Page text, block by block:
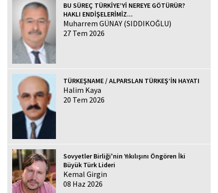
BU SÜREÇ TÜRKİYE’Yİ NEREYE GÖTÜRÜR?
HAKLI ENDİŞELERİMİZ...
Muharrem GÜNAY (SIDDIKOĞLU)
27 Tem 2026
TÜRKEŞNAME / ALPARSLAN TÜRKEŞ’İN HAYATI
Halim Kaya
20 Tem 2026
Sovyetler Birliği'nin Yıkılışını Öngören İki
Büyük Türk Lideri
Kemal Girgin
08 Haz 2026